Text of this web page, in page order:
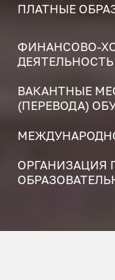
ПЛАТНЫЕ
ФИНАНСОВО-
ДЕЯТЕЛЬНОСТЬ
ВАКАНТНЫЕ
(ПЕРЕВОДА)
ОРГАНИЗАЦИЯ